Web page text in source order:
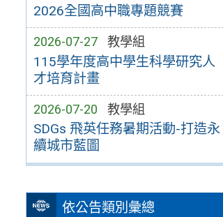
2026全國高中職專題競賽
2026-07-27 教學組
115學年度高中學生科學研究人
才培育計畫
2026-07-20 教學組
SDGs 飛英任務暑期活動-打造永
續城市藍圖
依公告類別彙總